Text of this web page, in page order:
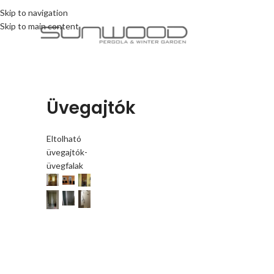
Skip to navigation
Skip to main content
Üvegajtók
Eltolható
üvegajtók-
üvegfalak